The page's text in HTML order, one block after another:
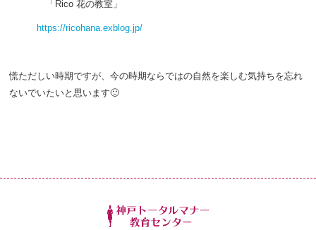
「Rico 花の教室」
https://ricohana.exblog.jp/
慌ただしい時期ですが、今の時期ならではの自然を楽しむ気持ちを忘れ
ないでいたいと思います🙂